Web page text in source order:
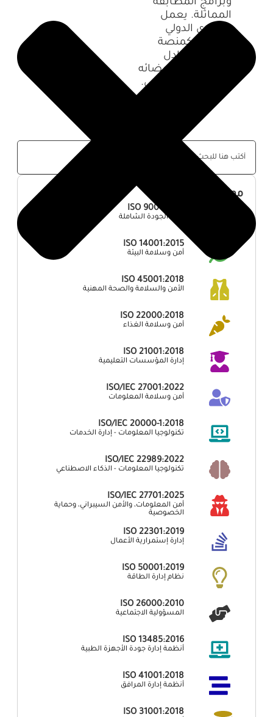
وبرامج المطابقة
المماثلة. يعمل
المنتدى الدولي
للإعتماد كمنصة
للتعاون وتبادل
المعرفة بين أعضائه
على مستوى عالمي.
مواصفات أخري
ISO 9001:2015
إدارة الجودة الشاملة
ISO 14001:2015
أمن وسلامة البيئة
ISO 45001:2018
الأمن والسلامة والصحة المهنية
ISO 22000:2018
أمن وسلامة الغذاء
ISO 21001:2018
إدارة المؤسسات التعليمية
ISO/IEC 27001:2022
أمن وسلامة المعلومات
ISO/IEC 20000-1:2018
تكنولوجيا المعلومات - إدارة الخدمات
ISO/IEC 22989:2022
تكنولوجيا المعلومات - الذكاء الاصطناعي
ISO/IEC 27701:2025
أمن المعلومات، والأمن السيبراني، وحماية
الخصوصية
ISO 22301:2019
إدارة إستمرارية الأعمال
ISO 50001:2019
نظام إدارة الطاقة
ISO 26000:2010
المسؤولية الاجتماعية
ISO 13485:2016
أنظمة إدارة جودة الأجهزة الطبية
ISO 41001:2018
أنظمة إدارة المرافق
ISO 31001:2018